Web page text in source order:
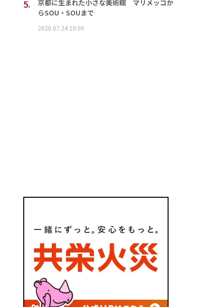
5.
京都に生まれた小さな美術館 マリメッコか
らSOU・SOUまで
2026.07.24 10:00